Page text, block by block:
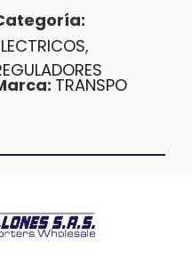
,
TRANSPO